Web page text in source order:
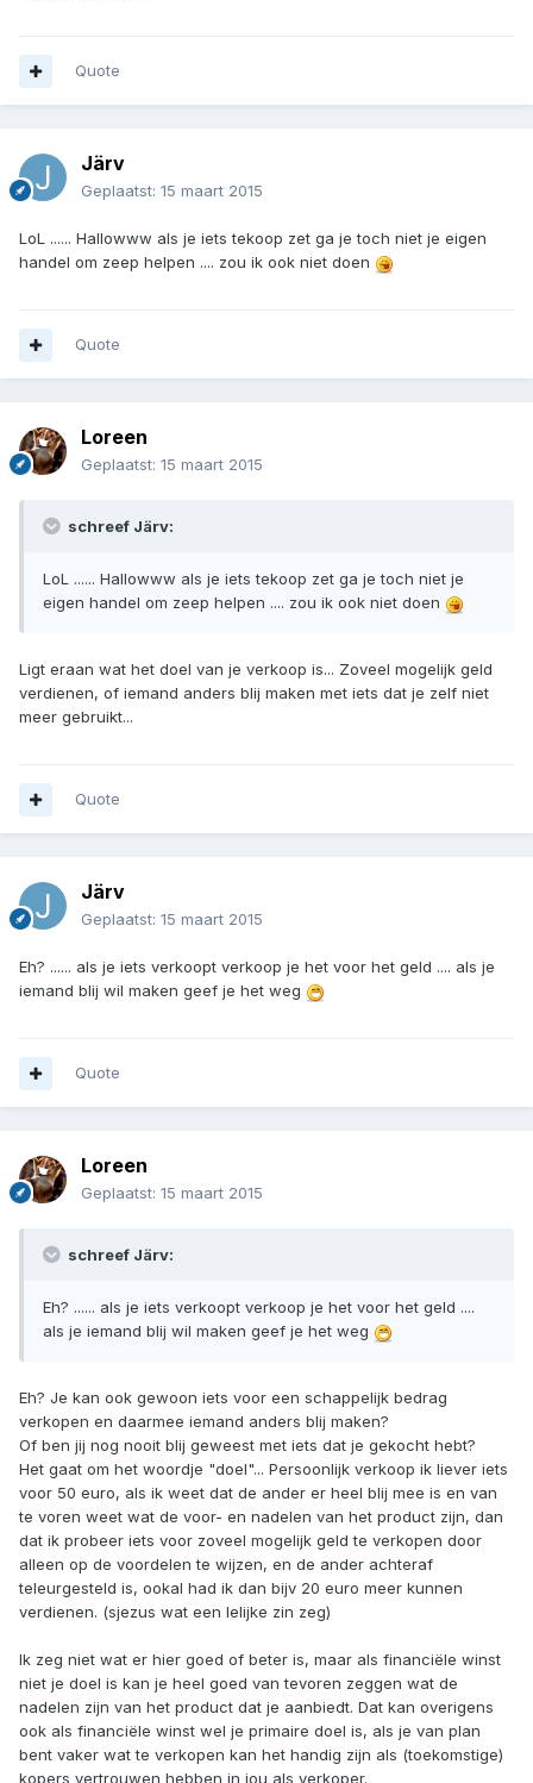
Quote
Järv
Geplaatst: 15 maart 2015
LoL ...... Hallowww als je iets tekoop zet ga je toch niet je eigen
handel om zeep helpen .... zou ik ook niet doen
Quote
Loreen
Geplaatst: 15 maart 2015
schreef Järv:
LoL ...... Hallowww als je iets tekoop zet ga je toch niet je
eigen handel om zeep helpen .... zou ik ook niet doen
Ligt eraan wat het doel van je verkoop is... Zoveel mogelijk geld
verdienen, of iemand anders blij maken met iets dat je zelf niet
meer gebruikt...
Quote
Järv
Geplaatst: 15 maart 2015
Eh? ...... als je iets verkoopt verkoop je het voor het geld .... als je
iemand blij wil maken geef je het weg
Quote
Loreen
Geplaatst: 15 maart 2015
schreef Järv:
Eh? ...... als je iets verkoopt verkoop je het voor het geld ....
als je iemand blij wil maken geef je het weg
Eh? Je kan ook gewoon iets voor een schappelijk bedrag
verkopen en daarmee iemand anders blij maken?
Of ben jij nog nooit blij geweest met iets dat je gekocht hebt?
Het gaat om het woordje "doel"... Persoonlijk verkoop ik liever iets
voor 50 euro, als ik weet dat de ander er heel blij mee is en van
te voren weet wat de voor- en nadelen van het product zijn, dan
dat ik probeer iets voor zoveel mogelijk geld te verkopen door
alleen op de voordelen te wijzen, en de ander achteraf
teleurgesteld is, ookal had ik dan bijv 20 euro meer kunnen
verdienen. (sjezus wat een lelijke zin zeg)
Ik zeg niet wat er hier goed of beter is, maar als financiële winst
niet je doel is kan je heel goed van tevoren zeggen wat de
nadelen zijn van het product dat je aanbiedt. Dat kan overigens
ook als financiële winst wel je primaire doel is, als je van plan
bent vaker wat te verkopen kan het handig zijn als (toekomstige)
kopers vertrouwen hebben in jou als verkoper.